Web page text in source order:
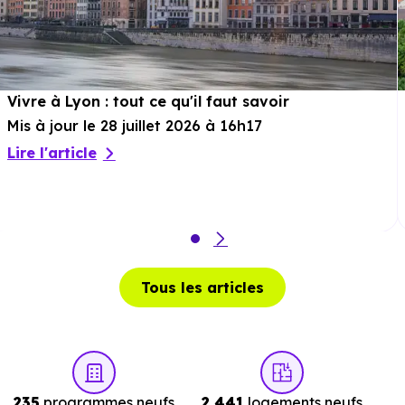
m, soit 2 min à pied.
Cinéma :Salle des Fetes à 3.6 km, soit 6 min en voiture
ou à 3.3 km, soit 39 min à pied.
Théâtre : Théâtre de l'Iris à 10.5 km, soit 11 min en
voiture ou à 11 km, soit 2h 13 min à pied
Restaurant Champ du Roy
min en voiture ou à 399 m, soit 5 min à pied
Vivre à Lyon : tout ce qu'il faut savoir
Mis à jour le 28 juillet 2026 à 16h17
Lire l'article
Tous les articles